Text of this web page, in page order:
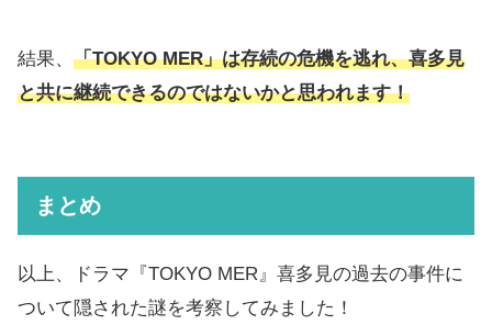
結果、 「TOKYO MER」は存続の危機を逃れ、喜多見
と共に継続できるのではないかと思われます！
まとめ
以上、ドラマ『TOKYO MER』喜多見の過去の事件に
ついて隠された謎を考察してみました！